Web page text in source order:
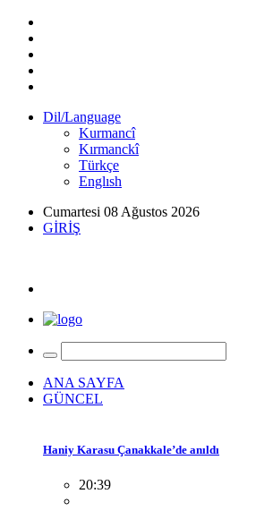
Dil/Language
Kurmancî
Kırmanckî
Türkçe
Englısh
Cumartesi 08 Ağustos 2026
GİRİŞ
ANA SAYFA
GÜNCEL
Haniy Karasu Çanakkale’de anıldı
20:39